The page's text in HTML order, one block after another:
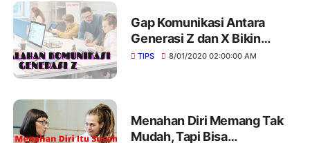
Gap Komunikasi Antara
Generasi Z dan X Bikin
Suasana Kerja Tak Nyaman
TIPS 8/01/2020 02:00:00 AM
Menahan Diri Memang Tak
Mudah, Tapi Bisa